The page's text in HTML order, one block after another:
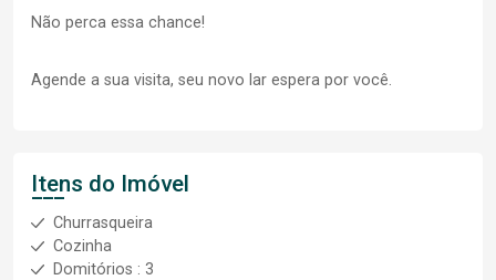
Não perca essa chance!
Agende a sua visita, seu novo lar espera por você.
Itens do Imóvel
Churrasqueira
Cozinha
Domitórios : 3